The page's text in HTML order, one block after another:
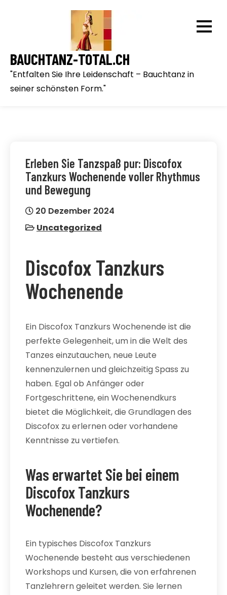
BAUCHTANZ-TOTAL.CH
"Entfalten Sie Ihre Leidenschaft – Bauchtanz in
seiner schönsten Form."
Erleben Sie Tanzspaß pur: Discofox
Tanzkurs Wochenende voller Rhythmus
und Bewegung
20 Dezember 2024
Uncategorized
Discofox Tanzkurs
Wochenende
Ein Discofox Tanzkurs Wochenende ist die
perfekte Gelegenheit, um in die Welt des
Tanzes einzutauchen, neue Leute
kennenzulernen und gleichzeitig Spass zu
haben. Egal ob Anfänger oder
Fortgeschrittene, ein Wochenendkurs
bietet die Möglichkeit, die Grundlagen des
Discofox zu erlernen oder vorhandene
Kenntnisse zu vertiefen.
Was erwartet Sie bei einem
Discofox Tanzkurs
Wochenende?
Ein typisches Discofox Tanzkurs
Wochenende besteht aus verschiedenen
Workshops und Kursen, die von erfahrenen
Tanzlehrern geleitet werden. Sie lernen